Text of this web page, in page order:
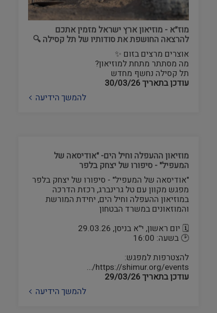
מוז״א - מוזיאון ארץ ישראל מזמין אתכם
להרצאה החושפת את סודותיו של תל קסילה 🔍
אוצרים מרצים בזום ✨️
מה מסתתר מתחת למוזיאון?
תל קסילה נחשף מחדש
עודכן בתאריך 30/03/26
להמשך הידיעה
מוזיאון ההעפלה וחיל הים- "אודיסאה של
המעפיל" - סיפורו של יצחק בלפר
"אודיסאה של המעפיל" - סיפורו של יצחק בלפר
מפגש מקוון עם טל גרינברג, רכזת הדרכה
במוזיאון ההעפלה וחיל הים, יחידת המורשת
והמוזאונים במשרד הבטחון
🗓 יום ראשון, י''א בניסן, 29.03.26
🕑 בשעה: 16:00
להצטרפות למפגש:
https://shimur.org/events/…
עודכן בתאריך 29/03/26
להמשך הידיעה